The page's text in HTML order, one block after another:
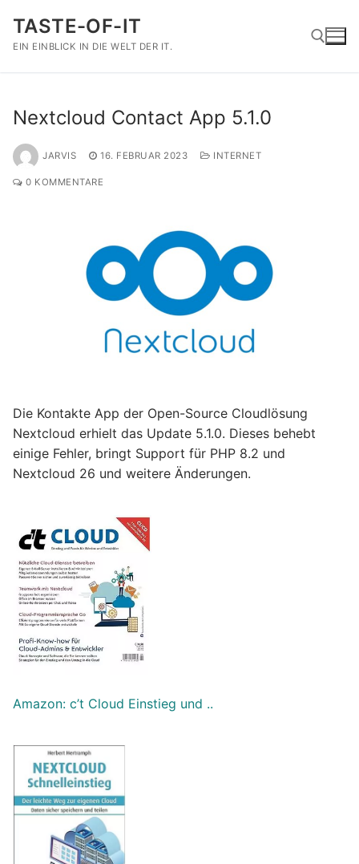
Inhalt
springen
TASTE-OF-IT
EIN EINBLICK IN DIE WELT DER IT.
Nextcloud Contact App 5.1.0
JARVIS 16. FEBRUAR 2023 INTERNET
0 KOMMENTARE
Die Kontakte App der Open-Source Cloudlösung
Nextcloud erhielt das Update 5.1.0. Dieses behebt
einige Fehler, bringt Support für PHP 8.2 und
Nextcloud 26 und weitere Änderungen.
Amazon: c’t Cloud Einstieg und ..